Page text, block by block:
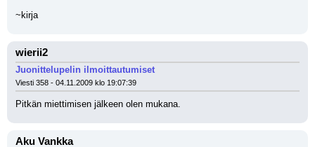
~kirja
wierii2
Juonittelupelin ilmoittautumiset
Viesti 358 - 04.11.2009 klo 19:07:39
Pitkän miettimisen jälkeen olen mukana.
Aku Vankka